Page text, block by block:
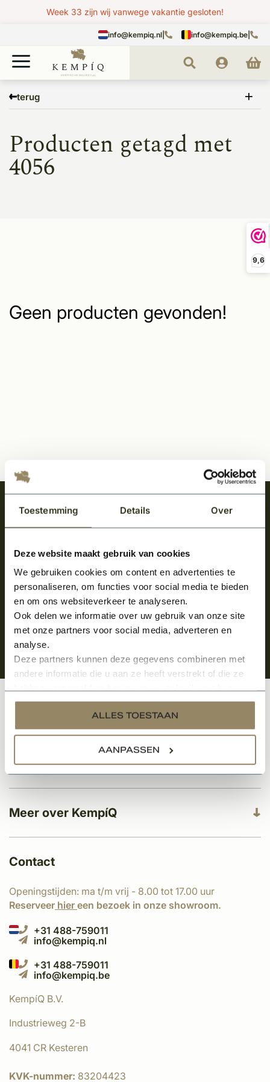
Toestemming Details Over
Deze website maakt gebruik van cookies
We gebruiken cookies om content en advertenties te
personaliseren, om functies voor social media te bieden
en om ons websiteverkeer te analyseren.
Ook delen we informatie over uw gebruik van onze site
met onze partners voor social media, adverteren en
analyse.
Deze partners kunnen deze gegevens combineren met
andere informatie die u aan ze heeft verstrekt of die ze
services.
ALLES TOESTAAN
AANPASSEN
9,6
Week 33 zijn wij vanwege vakantie gesloten!
info@kempiq.nl info@kempiq.be
terug
4056
Producten getagd met
4056
Geen producten gevonden!
Meld je aan en ontvang het laatste nieuws
over onze kempische bouwstijl!
Aanmelden voor de nieuwsbrief
Meer over KempíQ
Klantenservice
Categorieën
Contact
Openingstijden: ma t/m vrij - 8.00 tot 17.00 uur
Reserveer hier een bezoek in onze showroom.
+31 488-759011
info@kempiq.nl
+31 488-759011
info@kempiq.be
KempíQ B.V.
Industrieweg 2-B
4041 CR Kesteren
KVK-nummer: 83204423